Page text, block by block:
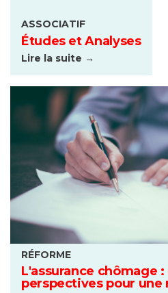
ASSOCIATIF
Études et Analyses
Lire la suite →
RÉFORME
L'assurance chômage
perspectives pour une